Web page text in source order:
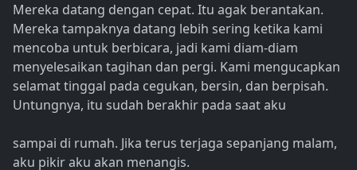
Mereka datang dengan cepat. Itu agak berantakan.
Mereka tampaknya datang lebih sering ketika kami
mencoba untuk berbicara, jadi kami diam-diam
menyelesaikan tagihan dan pergi. Kami mengucapkan
selamat tinggal pada cegukan, bersin, dan berpisah.
Untungnya, itu sudah berakhir pada saat aku
sampai di rumah. Jika terus terjaga sepanjang malam,
aku pikir aku akan menangis.